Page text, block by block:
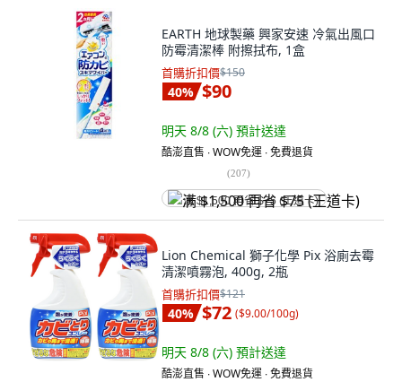
EARTH 地球製藥 興家安速 冷氣出風口
防霉清潔棒 附擦拭布, 1盒
首購折扣價$150
40% $90
明天 8/8 (六) 預計送達
酷澎直售 ∙ WOW免運 ∙ 免費退貨
(207)
满 $1,500 再省 $75 (王道卡)
Lion Chemical 獅子化學 Pix 浴廁去霉
清潔噴霧泡, 400g, 2瓶
首購折扣價$121
40% $72 ($9.00/100g)
明天 8/8 (六) 預計送達
酷澎直售 ∙ WOW免運 ∙ 免費退貨